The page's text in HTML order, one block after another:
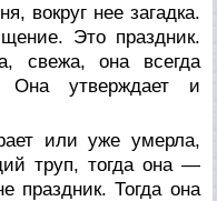
вокруг нее загадка.
Это праздник.
свежа, она всегда
Она утверждает и
или уже умерла,
труп, тогда она —
праздник. Тогда она